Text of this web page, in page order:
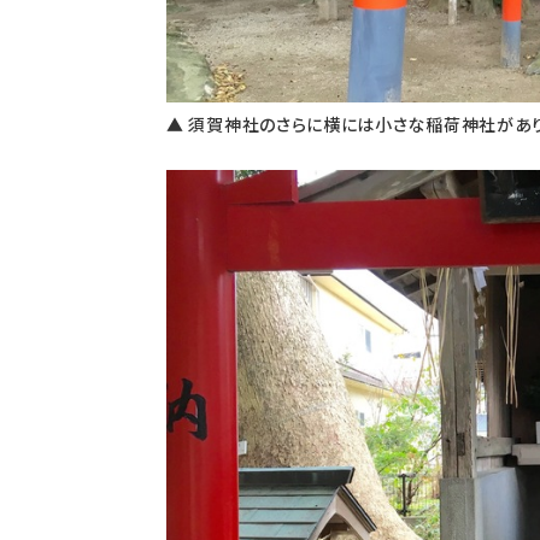
▲ 須賀神社のさらに横には小さな稲荷神社があ